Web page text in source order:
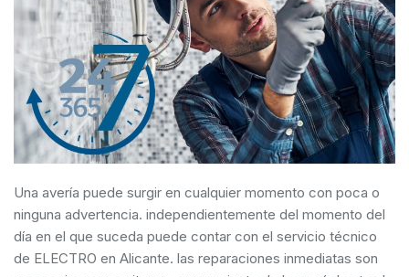
Una avería puede surgir en cualquier momento con poca o
ninguna advertencia. independientemente del momento del
día en el que suceda puede contar con el servicio técnico
de ELECTRO en Alicante. las reparaciones inmediatas son